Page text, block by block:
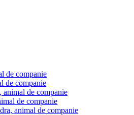
de companie
de companie
animal de companie
de companie
animal de companie